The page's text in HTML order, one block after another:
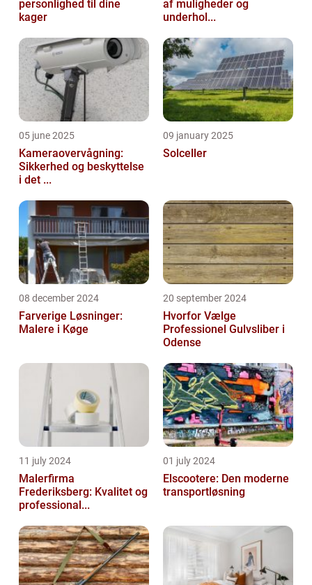
personlighed til dine
kager
af muligheder og
underhol...
05 june 2025
Kameraovervågning:
Sikkerhed og beskyttelse
i det ...
09 january 2025
Solceller
08 december 2024
Farverige Løsninger:
Malere i Køge
20 september 2024
Hvorfor Vælge
Professionel Gulvsliber i
Odense
11 july 2024
Malerfirma
Frederiksberg: Kvalitet og
professional...
01 july 2024
Elscootere: Den moderne
transportløsning